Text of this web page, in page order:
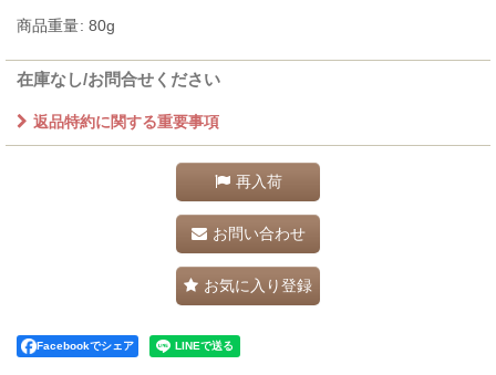
商品重量: 80g
在庫なし/お問合せください
返品特約に関する重要事項
再入荷
お問い合わせ
お気に入り登録
Facebookでシェア